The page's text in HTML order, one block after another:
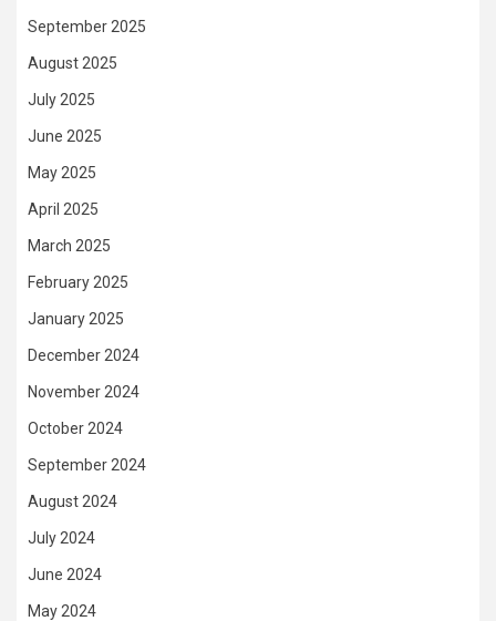
September 2025
August 2025
July 2025
June 2025
May 2025
April 2025
March 2025
February 2025
January 2025
December 2024
November 2024
October 2024
September 2024
August 2024
July 2024
June 2024
May 2024